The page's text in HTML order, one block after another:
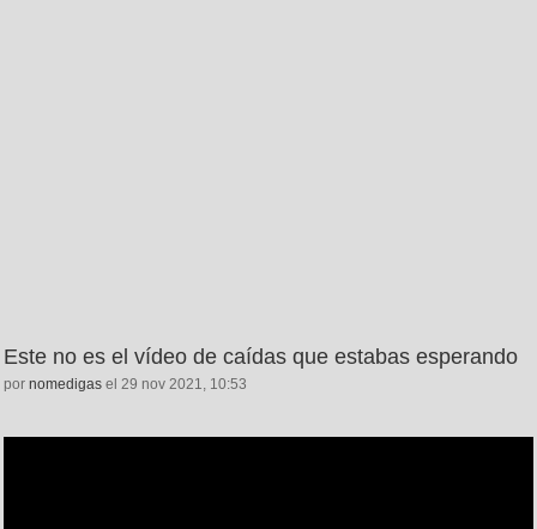
Este no es el vídeo de caídas que estabas esperando
por nomedigas el 29 nov 2021, 10:53